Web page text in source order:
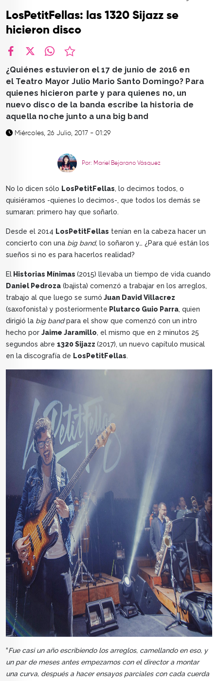
QUIÉNES SOMOS
LosPetitFellas: las 1320 Sijazz se
hicieron disco
¿Quiénes estuvieron el 17 de junio de 2016 en
el Teatro Mayor Julio Mario Santo Domingo? Para
quienes hicieron parte y para quienes no, un
nuevo disco de la banda escribe la historia de
aquella noche junto a una big band
Miércoles, 26 Julio, 2017 - 01:29
Por: Mariel Bejarano Vásquez
No lo dicen sólo LosPetitFellas, lo decimos todos, o
quisiéramos -quienes lo decimos-, que todos los demás se
sumaran: primero hay que soñarlo.
Desde el 2014 LosPetitFellas tenían en la cabeza hacer un
concierto con una big band, lo soñaron y… ¿Para qué están los
sueños si no es para hacerlos realidad?
El Historias Mínimas (2015) llevaba un tiempo de vida cuando
Daniel Pedroza (bajista) comenzó a trabajar en los arreglos,
trabajo al que luego se sumó Juan David Villacrez
(saxofonista) y posteriormente Plutarco Guio Parra, quien
dirigió la big bandpara el show que comenzó con un intro
hecho por Jaime Jaramillo, el mismo que en 2 minutos 25
segundos abre 1320 Sijazz (2017), un nuevo capítulo musical
en la discografía de LosPetitFellas.
“Fue casi un año escribiendo los arreglos, camellando en eso, y
un par de meses antes empezamos con el director a montar
una curva, después a hacer ensayos parciales con cada cuerda